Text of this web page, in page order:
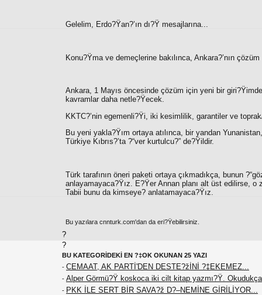
Gelelim, Erdo?Ÿan?’ın dı?Ÿ mesajlarına...
Konu?Ÿma ve demeçlerine bakılınca, Ankara?’nın
Ankara, 1 Mayıs öncesinde çözüm için yeni bir
kavramlar daha netle?Ÿecek.
KKTC?’nin egemenli?Ÿi, iki kesimlilik, garantiler ve
Bu yeni yakla?Ÿım ortaya atılınca, bir yandan
Türkiye Kıbrıs?’ta ?“ver kurtulcu?” de?Ÿildir.
Türk tarafının öneri paketi ortaya çıkmadıkça, bunun ?“
anlayamayaca?Ÿız. E?Ÿer Annan planı alt üst edilirse,
Tabii bunu da kimseye? anlatamayaca?Ÿız.
Bu yazılara cnnturk.com'dan da eri?Ÿebilirsiniz.
?
?
BU KATEGORİDEKİ EN ?‡OK OKUNAN 25 YAZI
- CEMAAT, AK PARTİ'DEN DESTE?žİNİ ?‡EKEMEZ...
- Alper Görmü?Ÿ koskoca iki cilt kitap yazmı?Ÿ.
- PKK İLE SERT BİR SAVA?ž D?–NEMİNE GİRİLİYOR...